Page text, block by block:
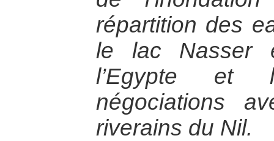
répartition des
le lac Nasser
l’Egypte et
négociations
riverains du Nil.